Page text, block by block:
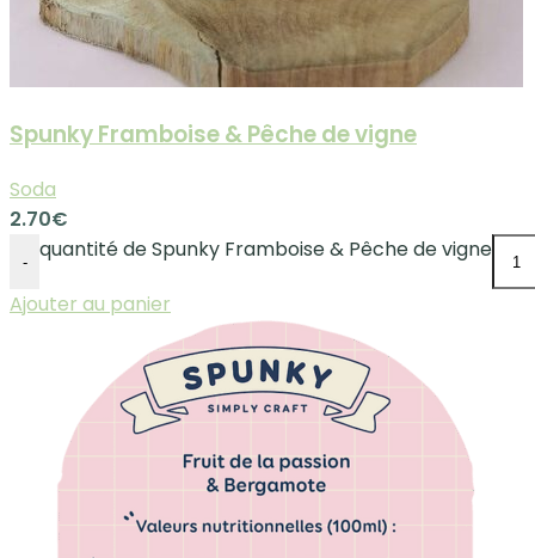
Spunky Framboise & Pêche de vigne
Soda
2.70€
-
quantité de Spunky Framboise & Pêche de vigne
Ajouter au panier